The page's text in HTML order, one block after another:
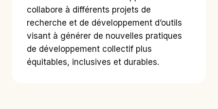
collabore à différents projets de
recherche et de développement d’outils
visant à générer de nouvelles pratiques
de développement collectif plus
équitables, inclusives et durables.